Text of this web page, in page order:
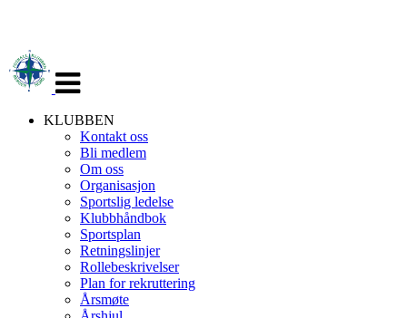
navigasjon
KLUBBEN
Kontakt oss
Bli medlem
Om oss
Organisasjon
Sportslig ledelse
Klubbhåndbok
Sportsplan
Retningslinjer
Rollebeskrivelser
Plan for rekruttering
Årsmøte